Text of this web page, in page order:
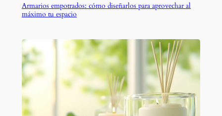
Armarios empotrados: cómo diseñarlos para aprovechar al
máximo tu espacio